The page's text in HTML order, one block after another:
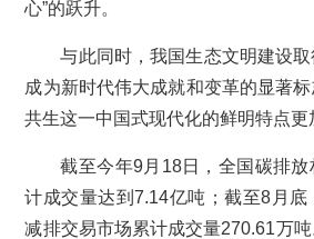
心”的跃升。
与此同时，我国生态文明建设取
成为新时代伟大成就和变革的显著
共生这一中国式现代化的鲜明特点更
截至今年9月18日，全国碳排
计成交量达到7.14亿吨；截至8月
减排交易市场累计成交量270.61万